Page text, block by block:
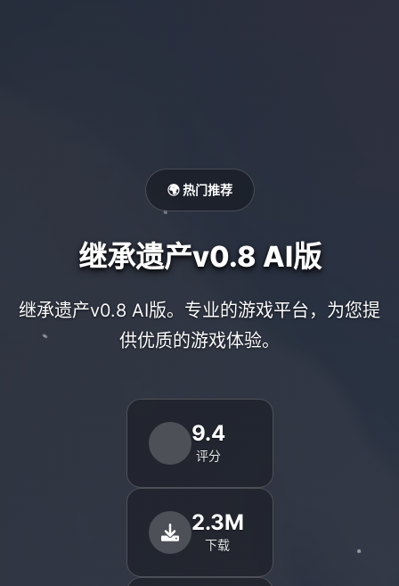
🌍 热门推荐
继承遗产v0.8 AI版
继承遗产v0.8 AI版。专业的游戏平台，为您提
供优质的游戏体验。
9.4
评分
2.3M
下载